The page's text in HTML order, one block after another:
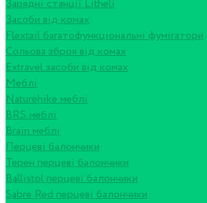
Зарядні станції Litheli
Засоби від комах
Flextail багатофункціональні фумігатори
Сольова зброя від комах
Extravel засоби від комах
Меблі
Naturehike меблі
BRS меблі
Brain меблі
Перцеві балончики
Терен перцеві балончики
Ballistol перцеві балончики
Sabre Red перцеві балончики